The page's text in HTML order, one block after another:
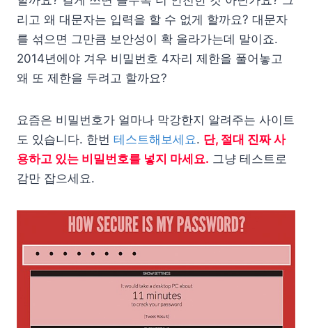
리고 왜 대문자는 입력을 할 수 없게 할까요? 대문자
를 섞으면 그만큼 보안성이 확 올라가는데 말이죠.
2014년에야 겨우 비밀번호 4자리 제한을 풀어놓고
왜 또 제한을 두려고 할까요?
요즘은 비밀번호가 얼마나 막강한지 알려주는 사이트
도 있습니다. 한번 테스트해보세요. 단, 절대 진짜 사
용하고 있는 비밀번호를 넣지 마세요. 그냥 테스트로
감만 잡으세요.